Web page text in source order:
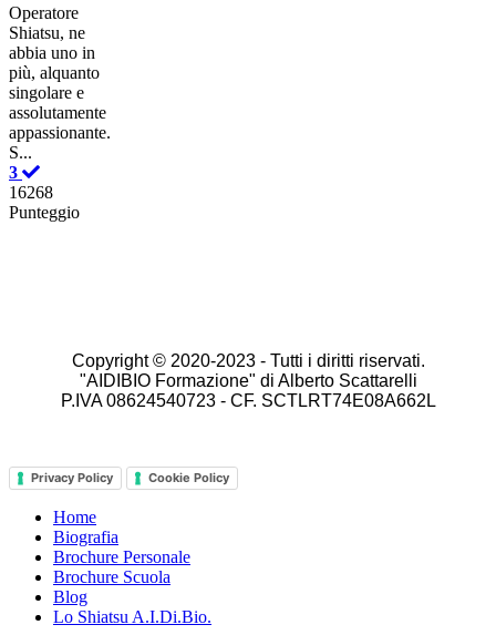
Operatore
Shiatsu, ne
abbia uno in
più, alquanto
singolare e
assolutamente
appassionante.
S...
3
16268
Punteggio
Copyright © 2020-2023 - Tutti i diritti riservati.
"AIDIBIO Formazione" di Alberto Scattarelli
P.IVA 08624540723 - CF. SCTLRT74E08A662L
Privacy Policy Cookie Policy
Home
Biografia
Brochure Personale
Brochure Scuola
Blog
Lo Shiatsu A.I.Di.Bio.